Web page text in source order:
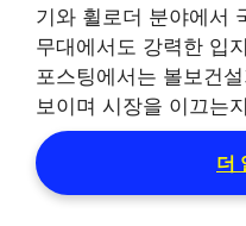
기와 휠로더 분야에서
무대에서도 강력한 입
포스팅에서는 볼보건
보이며 시장을 이끄는
더